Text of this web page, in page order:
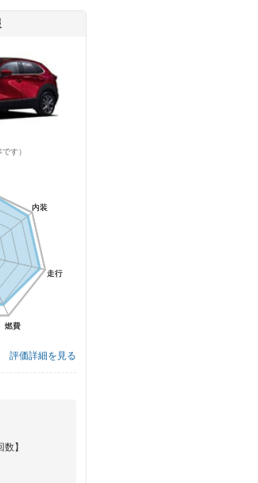
す）
内装
走行
燃費
内装
走行
燃費
評価詳細を見る
】